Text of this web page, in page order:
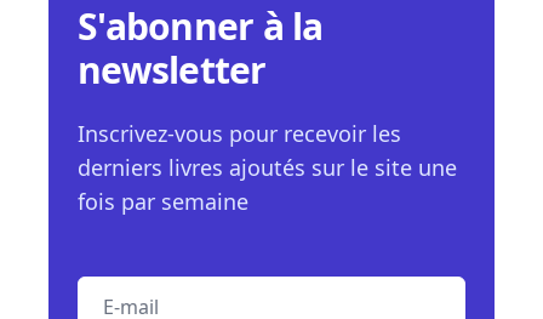
S'abonner à la
newsletter
Inscrivez-vous pour recevoir les
derniers livres ajoutés sur le site une
fois par semaine